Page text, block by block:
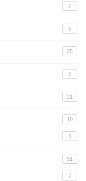
7
5
25
2
21
10
3
51
7